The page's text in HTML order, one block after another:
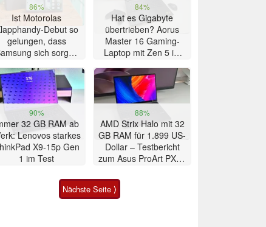
86%
Ist Motorolas
Debut so
gelungen, dass
sich sorgen
im Test
84%
Hat es Gigabyte
übertrieben? Aorus
Master 16 Gaming-
Laptop mit Zen 5 im
90%
32 GB RAM ab
Lenovos starkes
X9-15p Gen
1 im Test
88%
AMD Strix Halo mit 32
GB RAM für 1.899 US-
Dollar – Testbericht
zum Asus ProArt PX13
Nächste Seite ⟩